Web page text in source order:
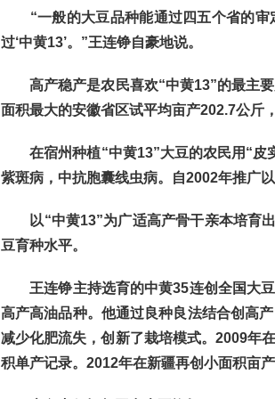
“一般的大豆品种能通过四五个省的审
过‘中黄13’。”王连铮自豪地说。
高产稳产是农民喜欢“中黄13”的最主要
面积最大的安徽省区试平均亩产202.7公斤
在宿州种植“中黄13”大豆的农民用“皮
紫斑病，中抗胞囊线虫病。自2002年推广
以“中黄13”为广适高产骨干亲本培育出
豆育种水平。
王连铮主持选育的中黄35连创全国大豆
高产高油品种。他通过良种良法结合创高
减少化肥流失，创新了栽培模式。2009年
积单产记录。2012年在新疆再创小面积亩